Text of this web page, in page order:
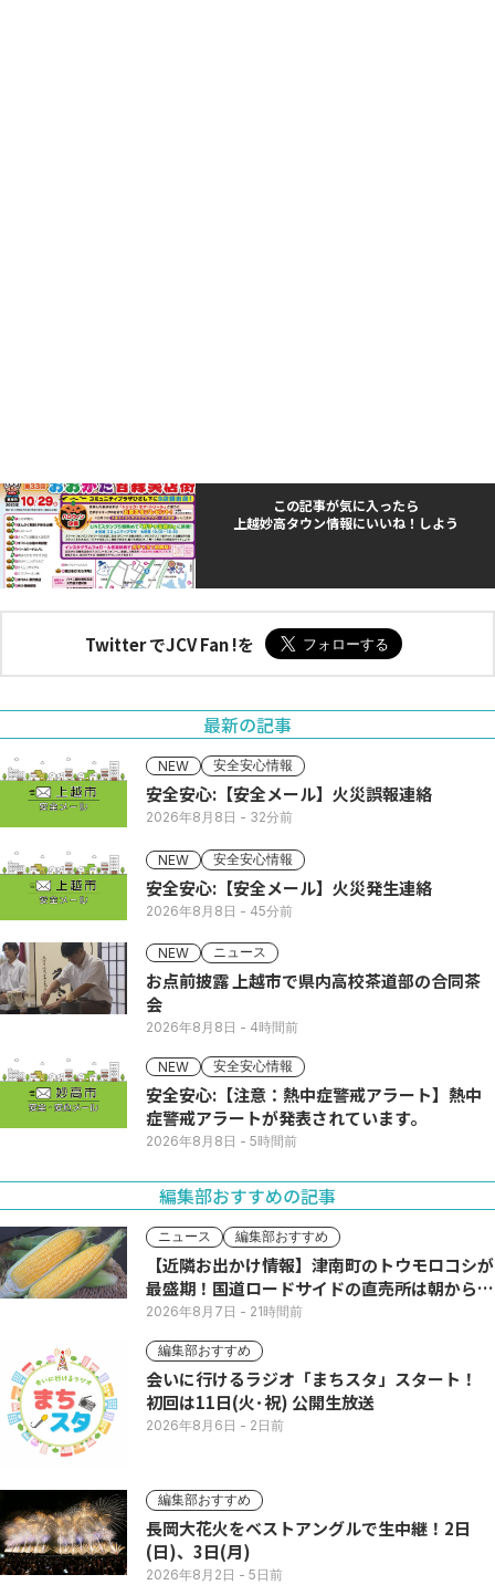
この記事が気に入ったら
上越妙高タウン情報にいいね！しよう
Twitter でJCV Fan !を
最新の記事
NEW 安全安心情報
安全安心:【安全メール】火災誤報連絡
2026年8月8日 - 32分前
NEW 安全安心情報
安全安心:【安全メール】火災発生連絡
2026年8月8日 - 45分前
NEW ニュース
お点前披露 上越市で県内高校茶道部の合同茶
会
2026年8月8日 - 4時間前
NEW 安全安心情報
安全安心:【注意：熱中症警戒アラート】熱中
症警戒アラートが発表されています。
2026年8月8日 - 5時間前
編集部おすすめの記事
ニュース 編集部おすすめ
【近隣お出かけ情報】津南町のトウモロコシが
最盛期！国道ロードサイドの直売所は朝から長
い列
2026年8月7日 - 21時間前
編集部おすすめ
会いに行けるラジオ「まちスタ」スタート！
初回は11日(火･祝) 公開生放送
2026年8月6日 - 2日前
編集部おすすめ
長岡大花火をベストアングルで生中継！2日
(日)、3日(月)
2026年8月2日 - 5日前